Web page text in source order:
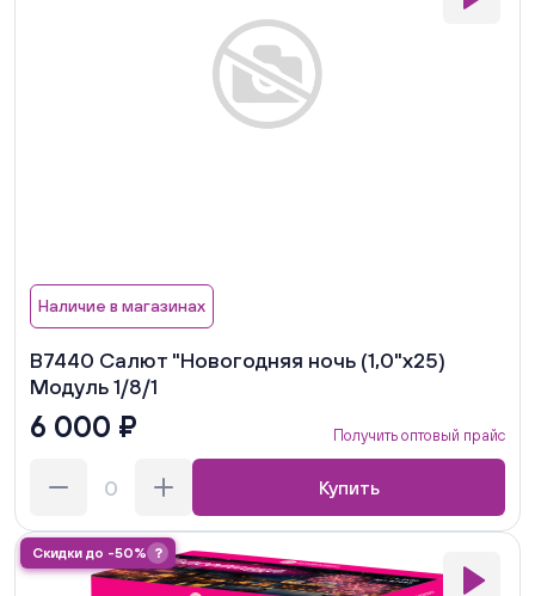
Наличие в магазинах
В7440 Салют "Новогодняя ночь (1,0"х25)
Модуль 1/8/1
6 000 ₽ Получить оптовый прайс
Купить
Скидки до -50% ?